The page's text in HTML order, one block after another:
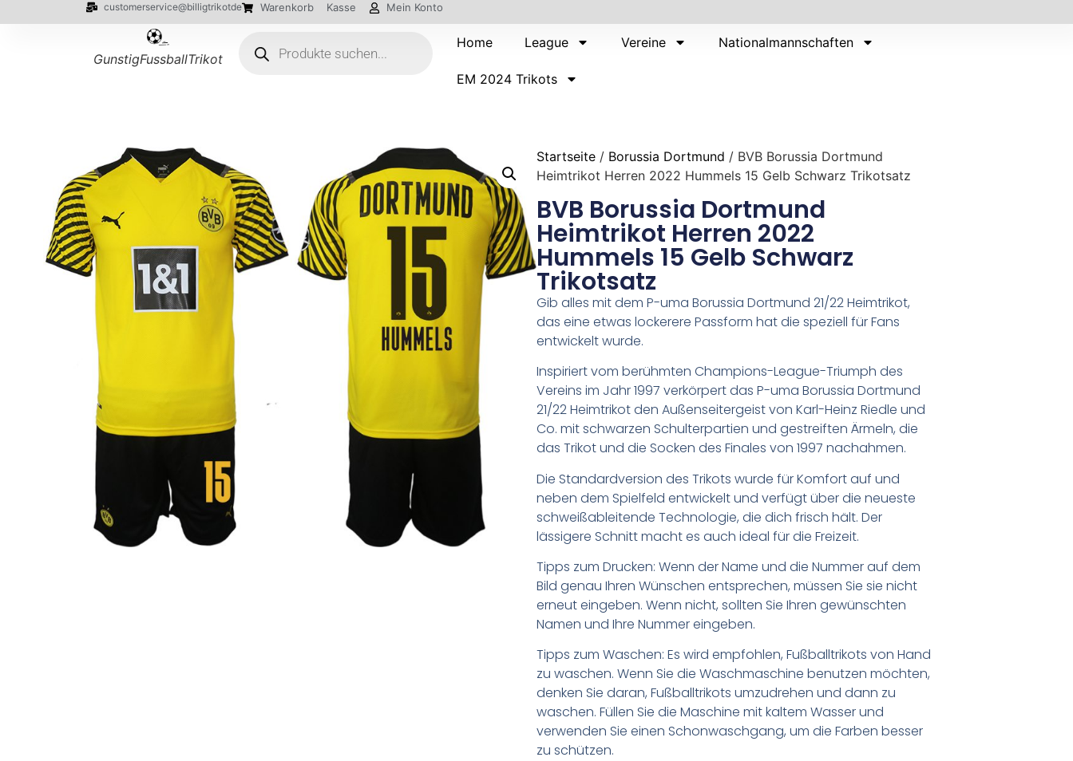
customerservice@billigtrikotde Warenkorb Kasse Mein Konto
GunstigFussballTrikot
Home League Vereine Nationalmannschaften
EM 2024 Trikots
Startseite / Borussia Dortmund / BVB Borussia Dortmund
Heimtrikot Herren 2022 Hummels 15 Gelb Schwarz Trikotsatz
BVB Borussia Dortmund
Heimtrikot Herren 2022
Hummels 15 Gelb Schwarz
Trikotsatz
Gib alles mit dem P-uma Borussia Dortmund 21/22 Heimtrikot,
das eine etwas lockerere Passform hat die speziell für Fans
entwickelt wurde.
Inspiriert vom berühmten Champions-League-Triumph des
Vereins im Jahr 1997 verkörpert das P-uma Borussia Dortmund
21/22 Heimtrikot den Außenseitergeist von Karl-Heinz Riedle und
Co. mit schwarzen Schulterpartien und gestreiften Ärmeln, die
das Trikot und die Socken des Finales von 1997 nachahmen.
Die Standardversion des Trikots wurde für Komfort auf und
neben dem Spielfeld entwickelt und verfügt über die neueste
schweißableitende Technologie, die dich frisch hält. Der
lässigere Schnitt macht es auch ideal für die Freizeit.
Tipps zum Drucken: Wenn der Name und die Nummer auf dem
Bild genau Ihren Wünschen entsprechen, müssen Sie sie nicht
erneut eingeben. Wenn nicht, sollten Sie Ihren gewünschten
Namen und Ihre Nummer eingeben.
Tipps zum Waschen: Es wird empfohlen, Fußballtrikots von Hand
zu waschen. Wenn Sie die Waschmaschine benutzen möchten,
denken Sie daran, Fußballtrikots umzudrehen und dann zu
waschen. Füllen Sie die Maschine mit kaltem Wasser und
verwenden Sie einen Schonwaschgang, um die Farben besser
zu schützen.